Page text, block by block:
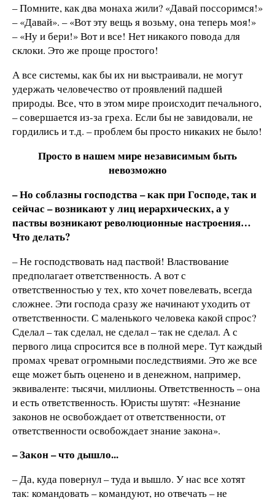
– Помните, как два монаха жили? «Давай поссоримся!»
– «Давай». – «Вот эту вещь я возьму, она теперь моя!»
– «Ну и бери!» Вот и все! Нет никакого повода для
склоки. Это же проще простого!
А все системы, как бы их ни выстраивали, не могут
удержать человечество от проявлений падшей
природы. Все, что в этом мире происходит печального,
– совершается из-за греха. Если бы не завидовали, не
гордились и т.д. – проблем бы просто никаких не было!
Просто в нашем мире независимым быть
невозможно
– Но соблазны господства – как при Господе, так и
сейчас – возникают у лиц иерархических, а у
паствы возникают революционные настроения…
Что делать?
– Не господствовать над паствой! Властвование
предполагает ответственность. А вот с
ответственностью у тех, кто хочет повелевать, всегда
сложнее. Эти господа сразу же начинают уходить от
ответственности. С маленького человека какой спрос?
Сделал – так сделал, не сделал – так не сделал. А с
первого лица спросится все в полной мере. Тут каждый
промах чреват огромными последствиями. Это же все
еще может быть оценено и в денежном, например,
эквиваленте: тысячи, миллионы. Ответственность – она
и есть ответственность. Юристы шутят: «Незнание
законов не освобождает от ответственности, от
ответственности освобождает знание закона».
– Закон – что дышло...
– Да, куда повернул – туда и вышло. У нас все хотят
так: командовать – командуют, но отвечать – не